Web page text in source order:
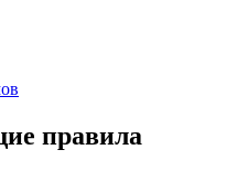
правила